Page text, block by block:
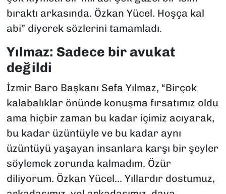
bıraktı arkasında. Özkan Yücel. Hoşça kal
abi” diyerek sözlerini tamamladı.
Yılmaz: Sadece bir avukat
değildi
İzmir Baro Başkanı Sefa Yılmaz, “Birçok
kalabalıklar önünde konuşma fırsatımız oldu
ama hiçbir zaman bu kadar içimiz acıyarak,
bu kadar üzüntüyle ve bu kadar aynı
üzüntüyü yaşayan insanlara karşı bir şeyler
söylemek zorunda kalmadım. Özür
diliyorum. Özkan Yücel... Yıllardır dostumuz,